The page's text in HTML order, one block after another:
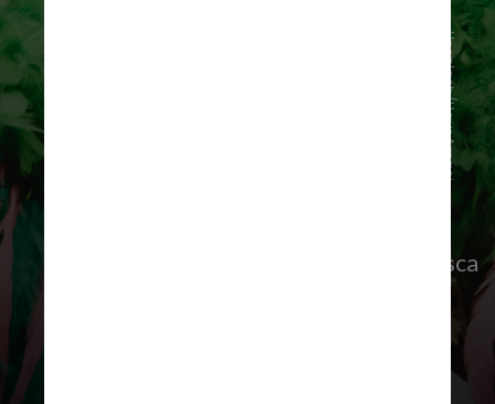
Para os foliões cariocas, o pico de busca
Unsplash/Ugur Arpaci